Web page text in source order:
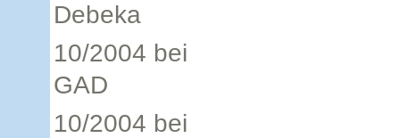
Debeka
10/2004 bei
GAD
10/2004 bei